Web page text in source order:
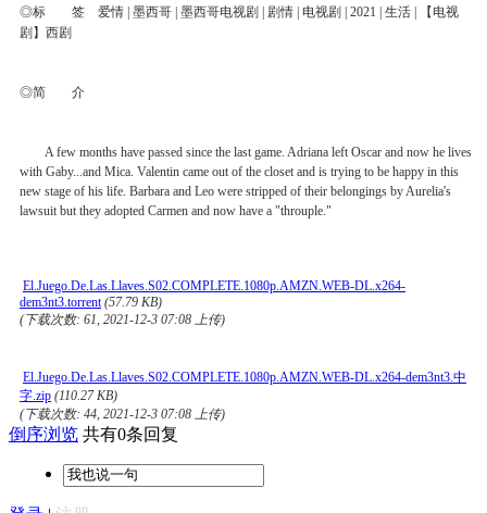
◎标 签 爱情 | 墨西哥 | 墨西哥电视剧 | 剧情 | 电视剧 | 2021 | 生活 | 【电视
剧】西剧
◎简 介
A few months have passed since the last game. Adriana left Oscar and now he lives
with Gaby...and Mica. Valentin came out of the closet and is trying to be happy in this
new stage of his life. Barbara and Leo were stripped of their belongings by Aurelia's
lawsuit but they adopted Carmen and now have a "throuple."
El.Juego.De.Las.Llaves.S02.COMPLETE.1080p.AMZN.WEB-DL.x264-
dem3nt3.torrent (57.79 KB)
(下载次数: 61, 2021-12-3 07:08 上传)
El.Juego.De.Las.Llaves.S02.COMPLETE.1080p.AMZN.WEB-DL.x264-dem3nt3.中
字.zip (110.27 KB)
(下载次数: 44, 2021-12-3 07:08 上传)
倒序浏览 共有0条回复